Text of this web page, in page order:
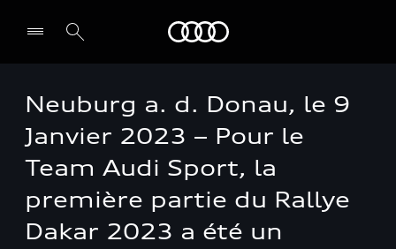
Select dealer
Neuburg a. d. Donau, le 9
Janvier 2023 – Pour le
Team Audi Sport, la
première partie du Rallye
Dakar 2023 a été un